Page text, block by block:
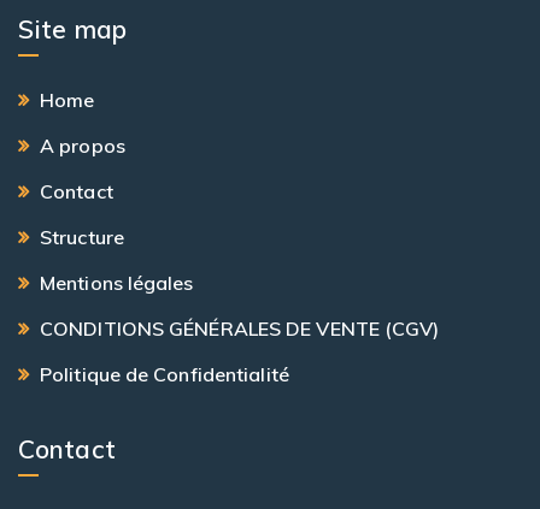
Site map
Home
A propos
Contact
Structure
Mentions légales
CONDITIONS GÉNÉRALES DE VENTE (CGV)
Politique de Confidentialité
Contact